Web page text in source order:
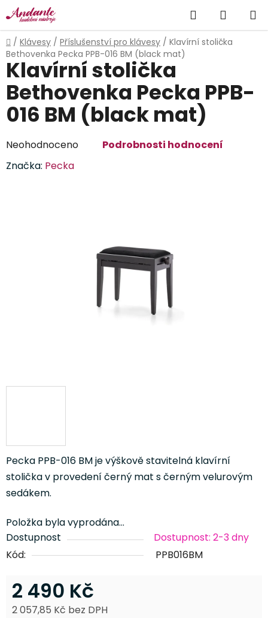
Přejít
na
obsah
Hledat
KOŠÍK
Domů
/ Klávesy / Příslušenství pro klávesy / Klavírní stolička
Bethovenka Pecka PPB-016 BM (black mat)
Pecka PPB-016 BM je výškově stavitelná klavírní
stolička v provedení černý mat s černým velurovým
sedákem.
Položka byla vyprodána…
Dostupnost
Dostupnost: 2-3 dny
Kód:
PPB016BM
2 490 Kč
2 057,85 Kč bez DPH
Klavírní stolička
Bethovenka Pecka PPB-
016 BM (black mat)
Průměrné
produktu
Neohodnoceno
Podrobnosti hodnocení
Značka: Pecka